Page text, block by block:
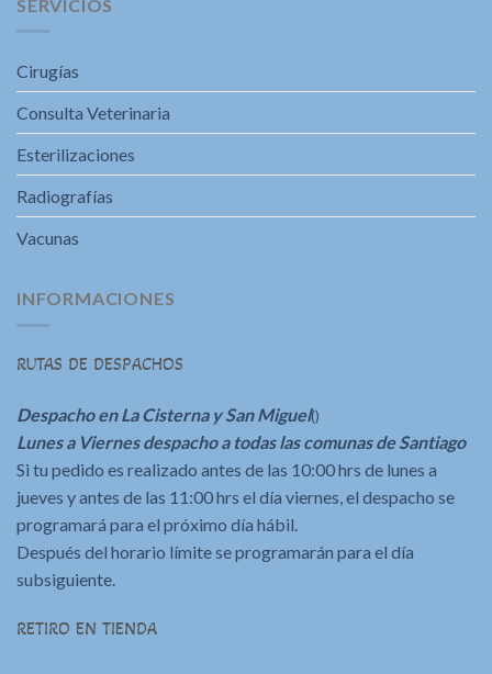
SERVICIOS
Cirugías
Consulta Veterinaria
Esterilizaciones
Radiografías
Vacunas
INFORMACIONES
RUTAS DE DESPACHOS
Despacho en La Cisterna y San Miguel()
Lunes a Viernes despacho a todas las comunas de Santiago
Si tu pedido es realizado antes de las 10:00 hrs de lunes a
jueves y antes de las 11:00 hrs el día viernes, el despacho se
programará para el próximo día hábil.
Después del horario límite se programarán para el día
subsiguiente.
RETIRO EN TIENDA